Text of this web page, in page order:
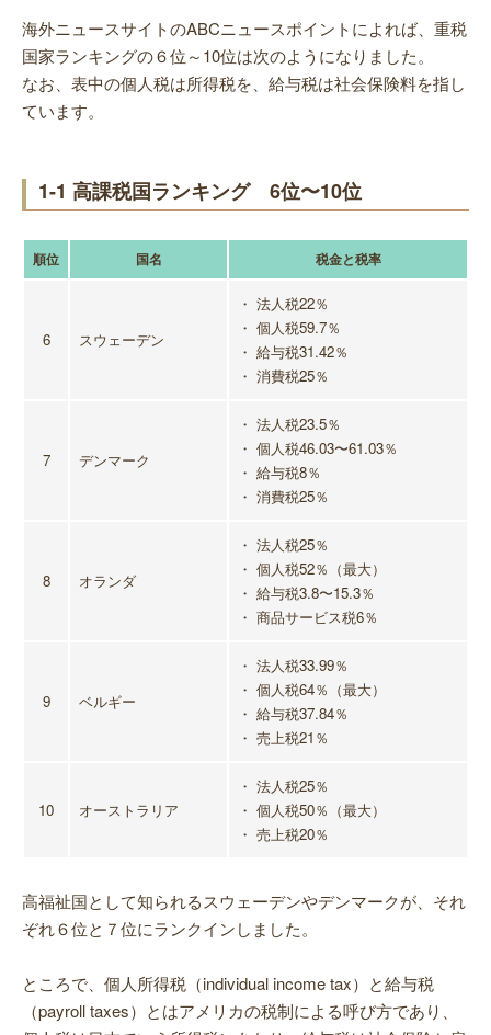
海外ニュースサイトのABCニュースポイントによれば、重税
国家ランキングの６位～10位は次のようになりました。
なお、表中の個人税は所得税を、給与税は社会保険料を指し
ています。
1-1 高課税国ランキング 6位〜10位
順位 国名 税金と税率
6 スウェーデン
・ 法人税22％
・ 個人税59.7％
・ 給与税31.42％
・ 消費税25％
7 デンマーク
・ 法人税23.5％
・ 個人税46.03〜61.03％
・ 給与税8％
・ 消費税25％
8 オランダ
・ 法人税25％
・ 個人税52％（最大）
・ 給与税3.8〜15.3％
・ 商品サービス税6％
9 ベルギー
・ 法人税33.99％
・ 個人税64％（最大）
・ 給与税37.84％
・ 売上税21％
10 オーストラリア
・ 法人税25％
・ 個人税50％（最大）
・ 売上税20％
高福祉国として知られるスウェーデンやデンマークが、それ
ぞれ６位と７位にランクインしました。
ところで、個人所得税（individual income tax）と給与税
（payroll taxes）とはアメリカの税制による呼び方であり、